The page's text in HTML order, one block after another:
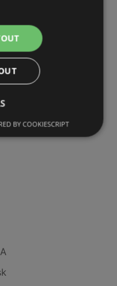
BY COOKIESCRIPT